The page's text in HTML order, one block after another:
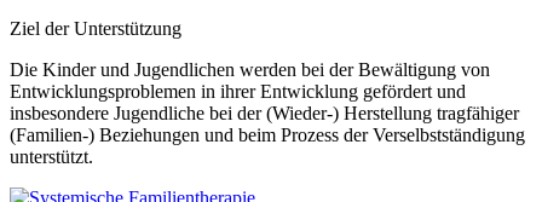
Ziel der Unterstützung
Die Kinder und Jugendlichen werden bei der Bewältigung von
Entwicklungsproblemen in ihrer Entwicklung gefördert und
insbesondere Jugendliche bei der (Wieder-) Herstellung tragfähiger
(Familien-) Beziehungen und beim Prozess der Verselbstständigung
unterstützt.